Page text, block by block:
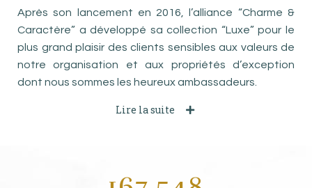
Après son lancement en 2016, l’alliance “Charme &
Caractère” a développé sa collection “Luxe” pour le
plus grand plaisir des clients sensibles aux valeurs de
notre organisation et aux propriétés d’exception
dont nous sommes les heureux ambassadeurs.
Lire la suite